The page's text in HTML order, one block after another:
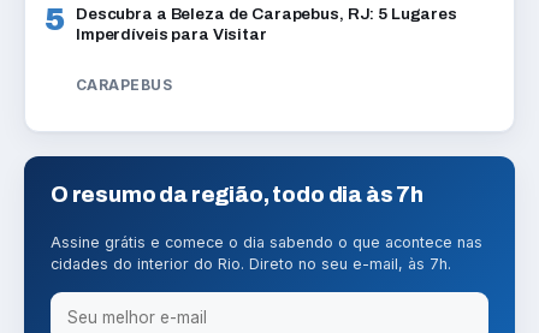
5
Descubra a Beleza de Carapebus, RJ: 5 Lugares
Imperdíveis para Visitar
CARAPEBUS
O resumo da região, todo dia às 7h
Assine grátis e comece o dia sabendo o que acontece nas
cidades do interior do Rio. Direto no seu e-mail, às 7h.